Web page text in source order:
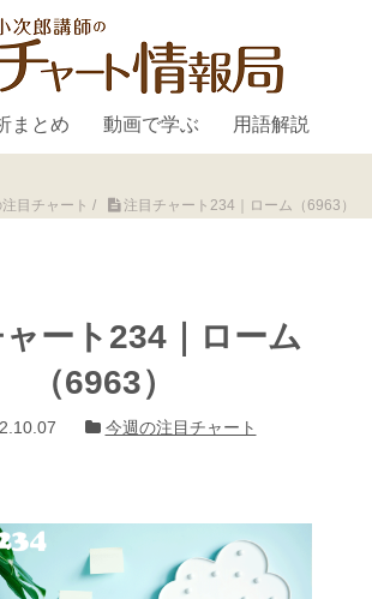
まとめ 動画で学ぶ 用語解説
目チャート / 注目チャート234｜ローム（6963）
ート234｜ローム
（6963）
今週の注目チャート